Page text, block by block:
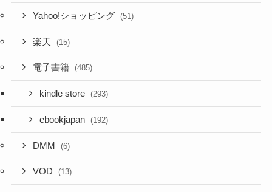
Yahoo!ショッピング (51)
楽天 (15)
電子書籍 (485)
kindle store (293)
ebookjapan (192)
DMM (6)
VOD (13)